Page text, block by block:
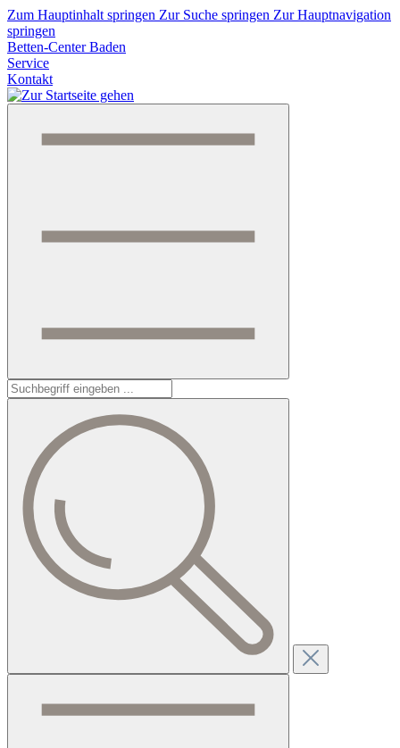
Zum Hauptinhalt springen Zur Suche springen Zur Hauptnavigation
springen
Betten-Center Baden
Service
Kontakt